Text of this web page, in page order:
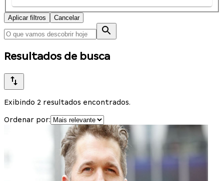
Aplicar filtros Cancelar
Resultados de busca
Exibindo 2 resultados encontrados.
Ordenar por: